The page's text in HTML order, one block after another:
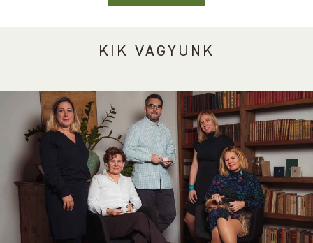
KIK VAGYUNK